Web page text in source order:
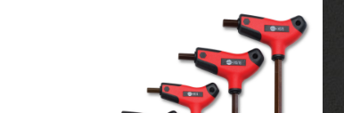
ガレージ機器
近くの郵便番号を入力して検索できます。
ラジエーター
モーター